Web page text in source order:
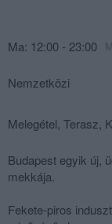
Ma: 12:00 - 23:00
Nemzetközi
Melegétel, Terasz,
Budapest egyik új,
mekkája.
Fekete-piros